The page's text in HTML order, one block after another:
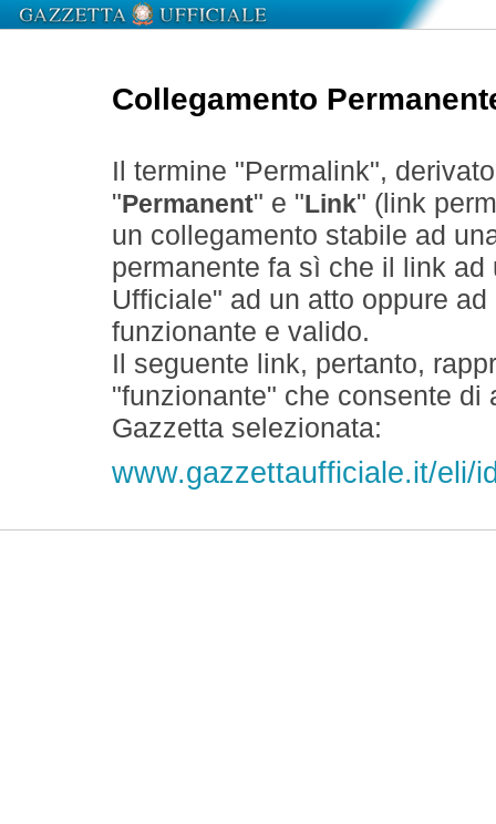
Collegamento
Il termine "Permalink",
" Permanent" e " Link" (link
un collegamento stabile ad
permanente fa sì che il link
Ufficiale" ad un atto oppure
funzionante e valido.
Il seguente link, pertanto,
"funzionante" che consente
Gazzetta selezionata:
www.gazzettaufficiale.it/eli/